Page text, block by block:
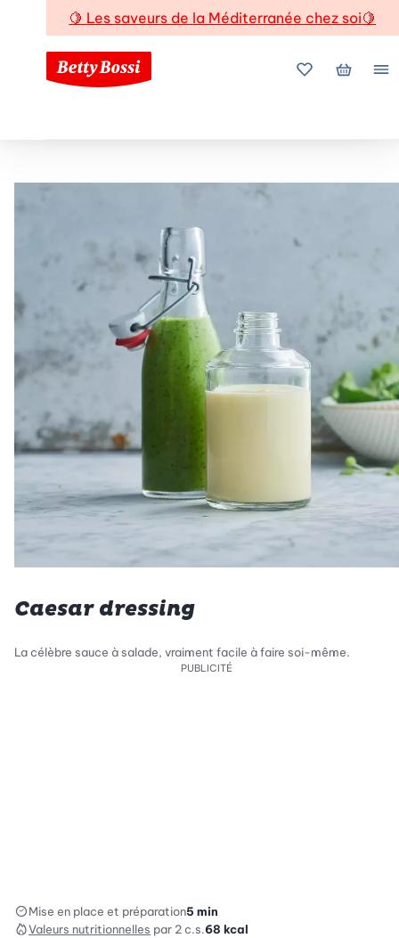
🍋 Les saveurs de la Méditerranée chez soi🍋
Mes favoris
Mon
Caesar dressing
La célèbre sauce à salade, vraiment facile à faire soi-même.
PUBLICITÉ
Mise en place et préparation5 min
Valeurs nutritionnelles par 2 c.s.68 kcal